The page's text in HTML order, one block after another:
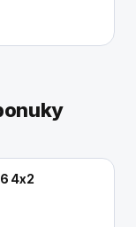
4x2